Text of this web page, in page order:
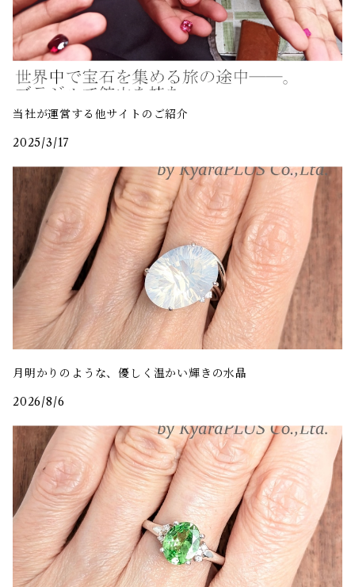
当社が運営する他サイトのご紹介
2025/3/17
月明かりのような、優しく温かい輝きの水晶
2026/8/6